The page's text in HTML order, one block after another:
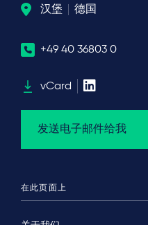
汉堡 德国
+49 40 36803 0
vCard
发送电子邮件给我
在此页面上